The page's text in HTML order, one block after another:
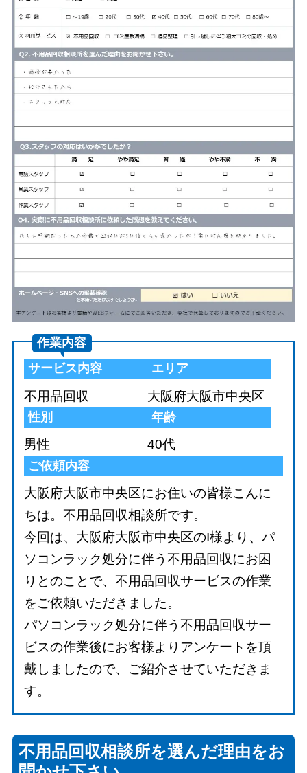
料金
対応エリア
お客様の声
よくある質問
作業内容
サービス内容
不用品回収
エリア
大阪府大阪市中央区
性別
男性
年齢
40代
ご依頼内容
大阪府大阪市中央区にお住いの皆様こんに
ちは。不用品回収相談所です。
今回は、大阪府大阪市中央区のI様より、パ
ソコンラック処分に伴う不用品回収にお困
りとのことで、不用品回収サービスの作業
をご依頼いただきました。
パソコンラック処分に伴う不用品回収サー
ビスの作業後にお客様よりアンケートを頂
戴しましたので、ご紹介させていただきま
す。
不用品回収相談所を選んだ理由をお